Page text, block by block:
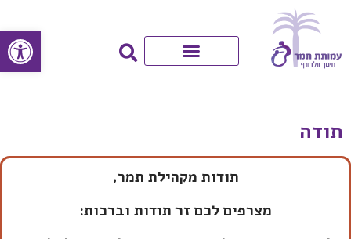
פתח
תודה
תודות מקהילת תמר,
מצרפים לכם זר תודות וברכות: